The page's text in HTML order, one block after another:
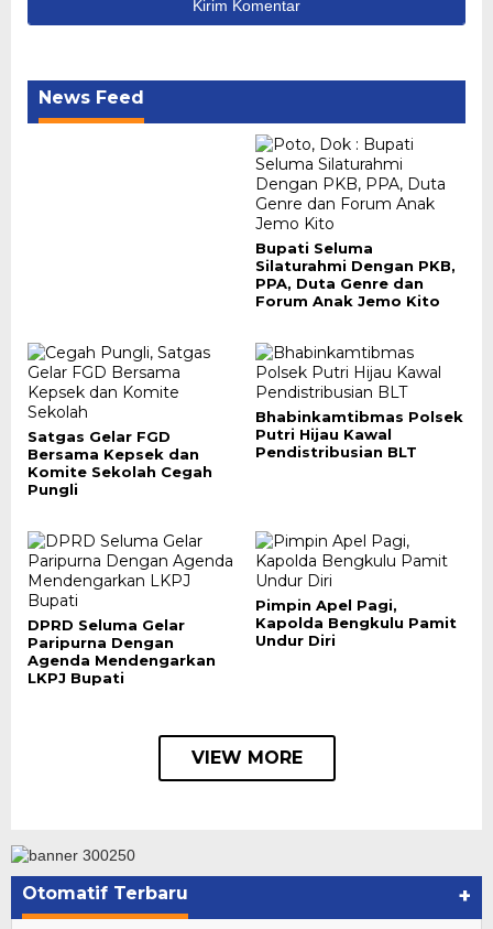
News Feed
Bupati Seluma
Silaturahmi Dengan PKB,
PPA, Duta Genre dan
Forum Anak Jemo Kito
Satgas Gelar FGD
Bersama Kepsek dan
Komite Sekolah Cegah
Pungli
Bhabinkamtibmas Polsek
Putri Hijau Kawal
Pendistribusian BLT
DPRD Seluma Gelar
Paripurna Dengan
Agenda Mendengarkan
LKPJ Bupati
Pimpin Apel Pagi,
Kapolda Bengkulu Pamit
Undur Diri
VIEW MORE
Otomatif Terbaru +